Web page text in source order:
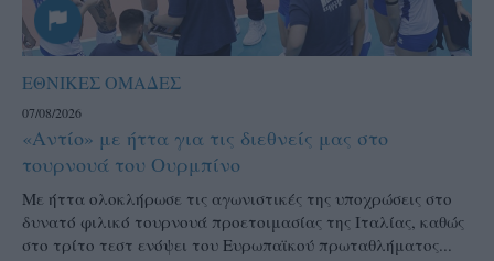
ΕΘΝΙΚΕΣ ΟΜΑΔΕΣ
07/08/2026
«Αντίο» με ήττα για τις διεθνείς μας στο
τουρνουά του Ουρμπίνο
Mε ήττα ολοκλήρωσε τις αγωνιστικές της υποχρώσεις στο
δυνατό φιλικό τουρνουά προετοιμασίας της Ιταλίας, καθώς
στο τρίτο τεστ ενόψει του Ευρωπαϊκού πρωταθλήματος...